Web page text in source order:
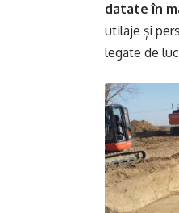
datate în
utilaje și
legate de